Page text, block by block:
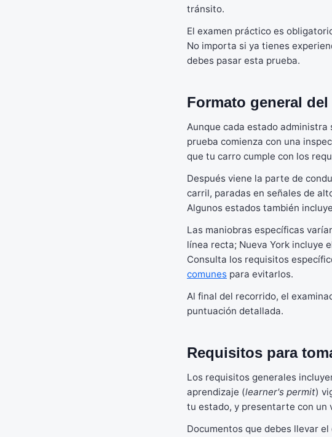
tránsito.
El examen práctico es
No importa si ya tienes
debes pasar esta prueba.
Formato general
Aunque cada estado administra
prueba comienza con una
que tu carro cumple con los
Después viene la parte de
carril, paradas en señales de
Algunos estados también
Las maniobras específicas
línea recta; Nueva York incluye
Consulta los requisitos
comunes para evitarlos.
Al final del recorrido, el
puntuación detallada.
Requisitos para
Los requisitos generales
aprendizaje (learner's permit)
tu estado, y presentarte con un
Documentos que debes llevar